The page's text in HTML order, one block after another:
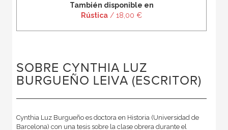
También disponible en
Rústica / 18,00 €
SOBRE CYNTHIA LUZ
BURGUEÑO LEIVA (ESCRITOR)
Cynthia Luz Burgueño es doctora en Historia (Universidad de
Barcelona) con una tesis sobre la clase obrera durante el